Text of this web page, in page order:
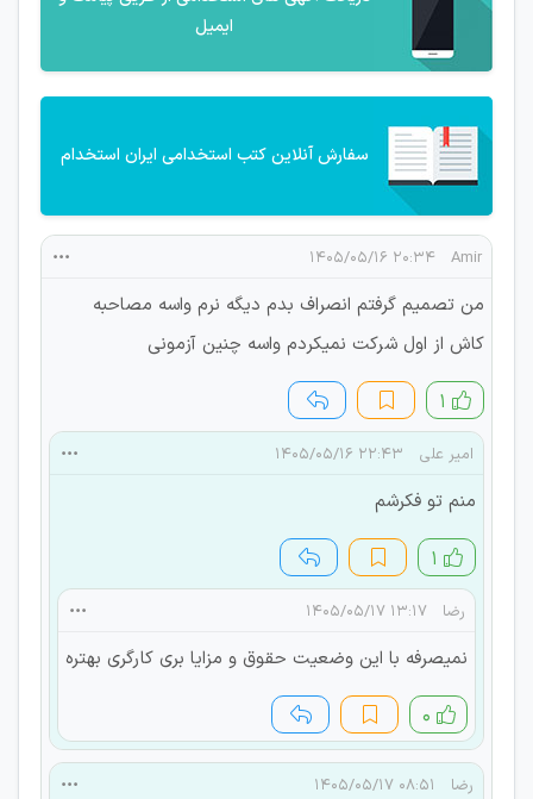
ایمیل
سفارش آنلاین کتب استخدامی ایران استخدام
Amir ۲۰:۳۴ ۱۴۰۵/۰۵/۱۶
من تصمیم گرفتم انصراف بدم دیگه نرم واسه مصاحبه
کاش از اول شرکت نمیکردم واسه چنین آزمونی
۱
امیر علی ۲۲:۴۳ ۱۴۰۵/۰۵/۱۶
منم تو فکرشم
۱
رضا ۱۳:۱۷ ۱۴۰۵/۰۵/۱۷
نمیصرفه با این وضعیت حقوق و مزایا بری کارگری بهتره
۰
رضا ۰۸:۵۱ ۱۴۰۵/۰۵/۱۷